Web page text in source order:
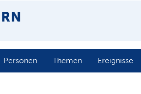
Personen Themen Ereignisse